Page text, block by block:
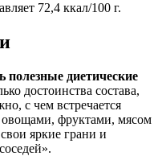
72,4 ккал/100 г.
полезные диетические
достоинства состава,
с чем встречается
фруктами, мясом
яркие грани и